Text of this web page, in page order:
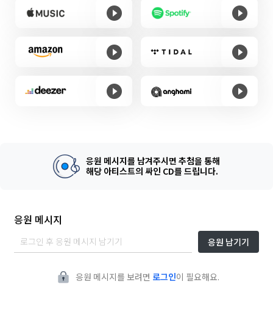
응원 메시지를 남겨주시면 추첨을 통해
해당 아티스트의 싸인 CD를 드립니다.
응원 메시지
응원 남기기
응원 메시지를 보려면 로그인이 필요해요.